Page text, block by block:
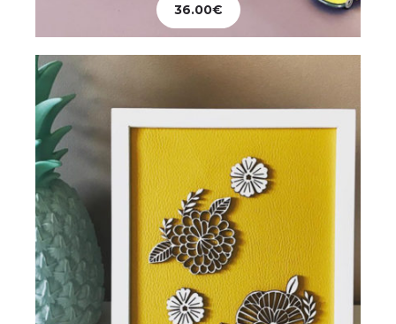
Ajouter au panier
36.00€
Tableau Fleurs en Vrac
28.00€